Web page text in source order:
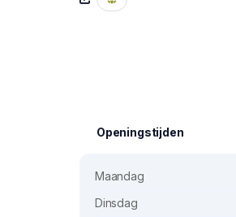
Openingstijden
Maandag
Dinsdag